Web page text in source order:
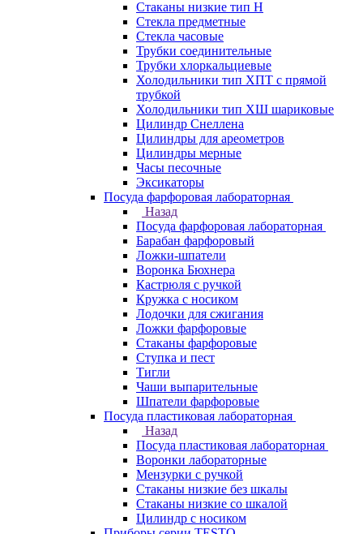
Стаканы низкие тип Н
Стекла предметные
Стекла часовые
Трубки соединительные
Трубки хлоркальциевые
Холодильники тип ХПТ с прямой
трубкой
Холодильники тип ХШ шариковые
Цилиндр Снеллена
Цилиндры для ареометров
Цилиндры мерные
Часы песочные
Эксикаторы
Посуда фарфоровая лабораторная
Назад
Посуда фарфоровая лабораторная
Барабан фарфоровый
Ложки-шпатели
Воронка Бюхнера
Кастрюля с ручкой
Кружка с носиком
Лодочки для сжигания
Ложки фарфоровые
Стаканы фарфоровые
Ступка и пест
Тигли
Чаши выпарительные
Шпатели фарфоровые
Посуда пластиковая лабораторная
Назад
Посуда пластиковая лабораторная
Воронки лабораторные
Мензурки с ручкой
Стаканы низкие без шкалы
Стаканы низкие со шкалой
Цилиндр с носиком